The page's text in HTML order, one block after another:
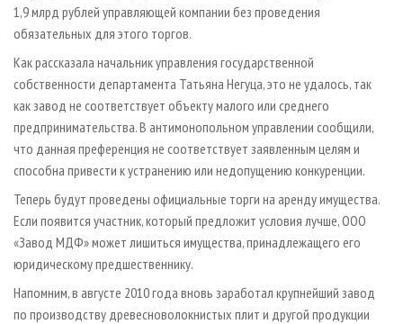
1,9 млрд рублей управляющей компании без проведения
обязательных для этого торгов.
Как рассказала начальник управления государственной
собственности департамента Татьяна Негуца, это не удалось, так
как завод не соответствует объекту малого или среднего
предпринимательства. В антимонопольном управлении сообщили,
что данная преференция не соответствует заявленным целям и
способна привести к устранению или недопущению конкуренции.
Теперь будут проведены официальные торги на аренду имущества.
Если появится участник, который предложит условия лучше, ООО
«Завод МДФ» может лишиться имущества, принадлежащего его
юридическому предшественнику.
Напомним, в августе 2010 года вновь заработал крупнейший завод
по производству древесноволокнистых плит и другой продукции